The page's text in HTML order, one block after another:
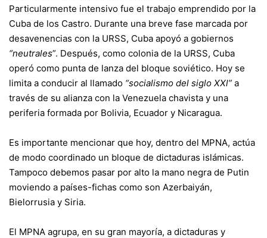
Particularmente intensivo fue el trabajo emprendido por la
Cuba de los Castro. Durante una breve fase marcada por
desavenencias con la URSS, Cuba apoyó a gobiernos
“neutrales”. Después, como colonia de la URSS, Cuba
operó como punta de lanza del bloque soviético. Hoy se
limita a conducir al llamado “socialismo del siglo XXl” a
través de su alianza con la Venezuela chavista y una
periferia formada por Bolivia, Ecuador y Nicaragua.
Es importante mencionar que hoy, dentro del MPNA, actúa
de modo coordinado un bloque de dictaduras islámicas.
Tampoco debemos pasar por alto la mano negra de Putin
moviendo a países-fichas como son Azerbaiyán,
Bielorrusia y Siria.
El MPNA agrupa, en su gran mayoría, a dictaduras y